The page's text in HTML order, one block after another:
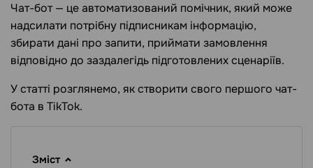
Чат-бот — це автоматизований помічник, який може
надсилати потрібну підписникам інформацію,
збирати дані про запити, приймати замовлення
відповідно до заздалегідь підготовлених сценаріїв.
У статті розглянемо, як створити свого першого чат-
бота в TikTok.
Зміст